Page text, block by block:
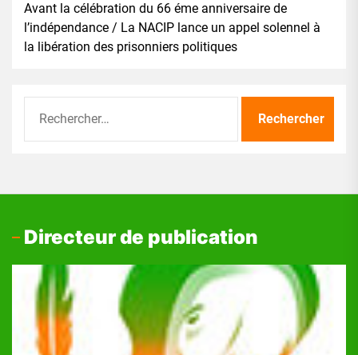
Avant la célébration du 66 éme anniversaire de
l’indépendance / La NACIP lance un appel solennel à
la libération des prisonniers politiques
Directeur de publication